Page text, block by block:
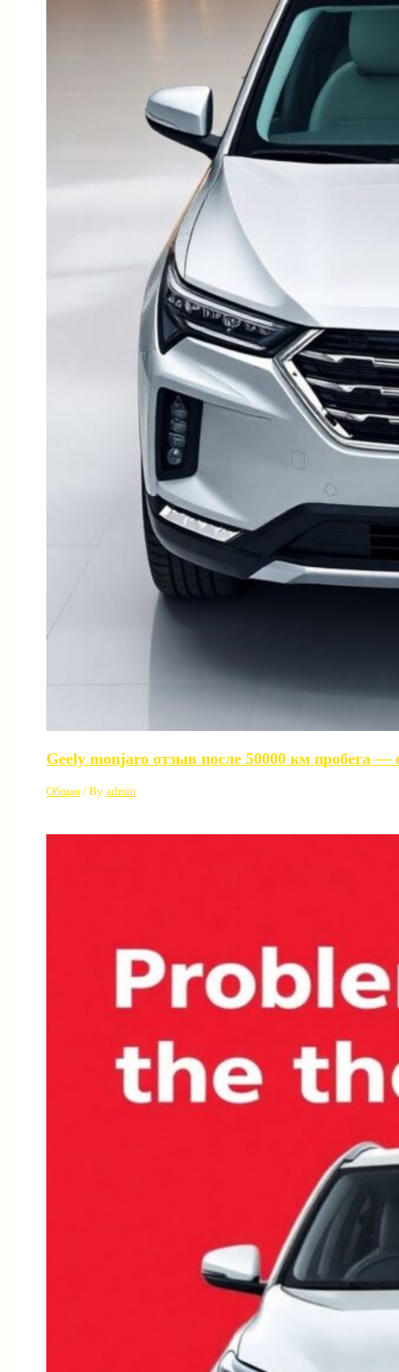
Geely monjaro отзыв после 50000 км пробега
Общая / Byadmin